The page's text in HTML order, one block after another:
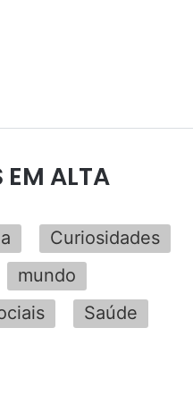
EM ALTA
Curiosidades
mundo
Saúde